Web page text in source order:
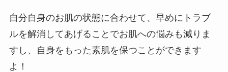
自分自身のお肌の状態に合わせて、早めにトラブ
ルを解消してあげることでお肌への悩みも減りま
すし、自身をもった素肌を保つことができます
よ！